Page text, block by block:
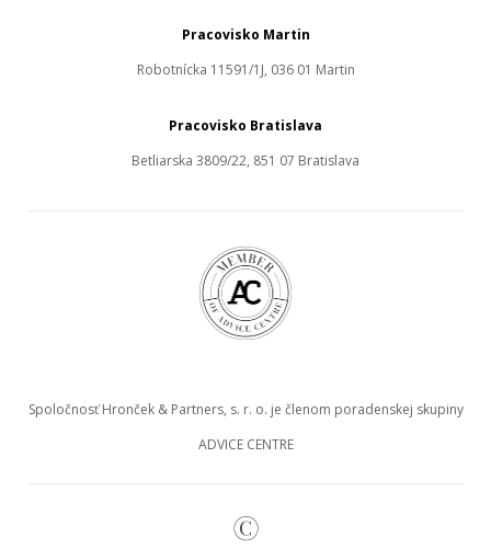
Pracovisko Martin
Robotnícka 11591/1J, 036 01 Martin
Pracovisko Bratislava
Betliarska 3809/22, 851 07 Bratislava
Spoločnosť Hronček & Partners, s. r. o. je členom poradenskej skupiny
ADVICE CENTRE
©